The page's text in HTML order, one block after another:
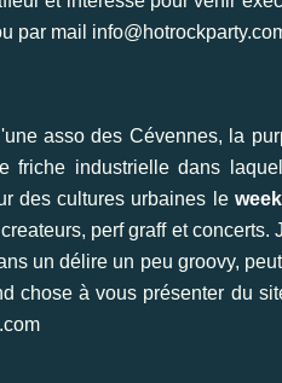
par mail
asso des Cévennes, la
friche industrielle dans
des cultures urbaines le
perf graff et
un délire un peu groovy,
chose à vous présenter du